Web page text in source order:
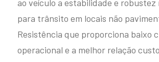
Capacidade máxima de
Explore
ao veículo a estabilidade e robustez
para trânsito em locais não
Resistência que proporciona baixo
operacional e a melhor relação